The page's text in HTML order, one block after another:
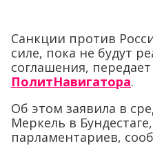
Санкции против
силе, пока не будут
соглашения,
ПолитНавигатора.
Об этом заявила в
Меркель в
парламентариев,